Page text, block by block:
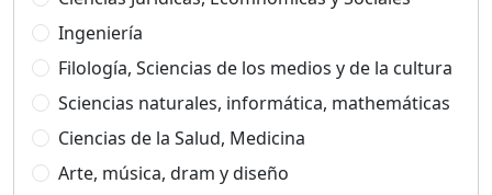
Ingeniería
Filología, Sciencias de los medios y de la cultura
Sciencias naturales, informática, mathemáticas
Ciencias de la Salud, Medicina
Arte, música, dram y diseño